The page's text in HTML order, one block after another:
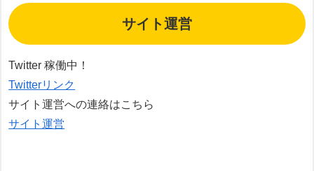
サイト運営
Twitter 稼働中！
Twitterリンク
サイト運営への連絡はこちら
サイト運営